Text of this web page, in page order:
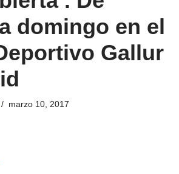
domingo en el
Gallur
marzo 10, 2017